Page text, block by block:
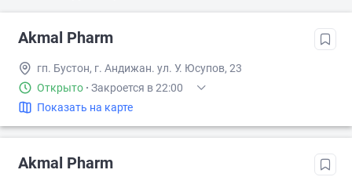
Akmal Pharm
гп. Бустон, г. Андижан. ул. У. Юсупов, 23
Открыто · Закроется в 22:00
Показать на карте
Akmal Pharm